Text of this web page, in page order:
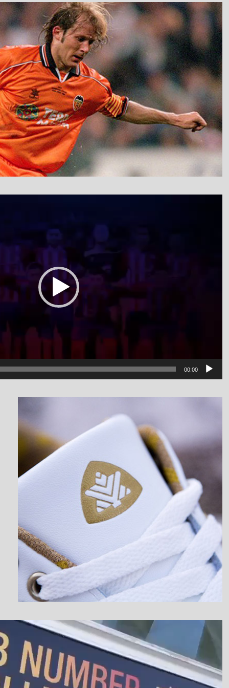
00:00
نمایشگر
ویدیو